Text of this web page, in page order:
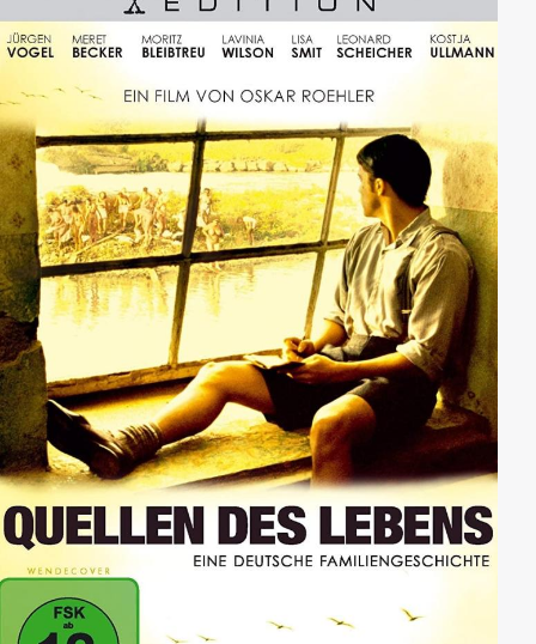
geprägt hat - ihr exzentrischer Vater. Eines Tages holt
einer von ihnen zum großen Befreiungsschlag aus..